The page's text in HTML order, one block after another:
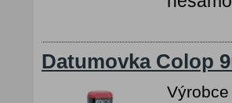
Datumovka Colop